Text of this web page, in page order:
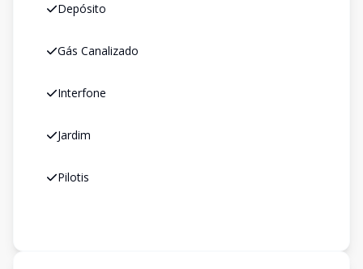
Depósito
Gás Canalizado
Interfone
Jardim
Pilotis